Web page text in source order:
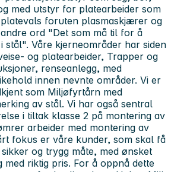
med utstyr for platearbeider som
foruten plasmaskjærer og
ord "Det som må til for å
stål". Våre kjerneområder har siden
og platearbeider, Trapper og
renseanlegg, med
innen nevnte områder. Vi er
som Miljøfyrtårn med
av stål. Vi har også sentral
i tiltak klasse 2 på montering av
arbeider med montering av
fokus er våre kunder, som skal få
og trygg måte, med ønsket
med riktig pris. For å oppnå dette